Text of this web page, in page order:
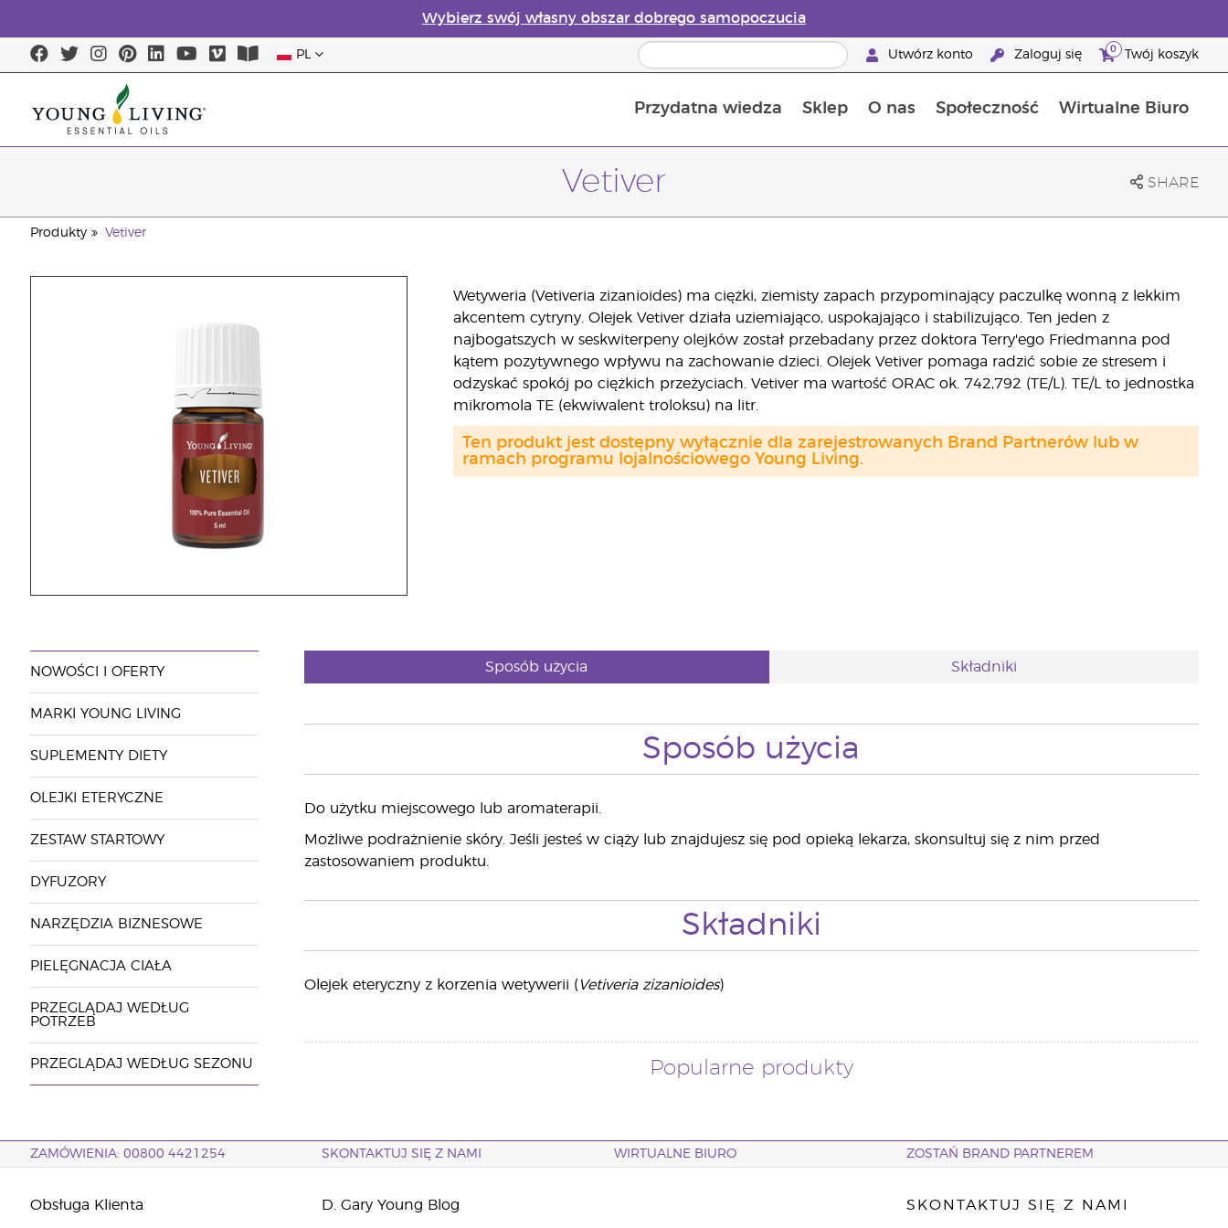
Wybierz swój własny obszar dobrego samopoczucia
PL Utwórz konto Zaloguj się 0 Twój koszyk
Przydatna wiedza Sklep O nas Społeczność Wirtualne Biuro
Vetiver SHARE
Produkty Vetiver
Wetyweria (Vetiveria zizanioides) ma ciężki, ziemisty zapach przypominający paczulkę wonną z lekkim
akcentem cytryny. Olejek Vetiver działa uziemiająco, uspokajająco i stabilizująco. Ten jeden z
najbogatszych w seskwiterpeny olejków został przebadany przez doktora Terry'ego Friedmanna pod
kątem pozytywnego wpływu na zachowanie dzieci. Olejek Vetiver pomaga radzić sobie ze stresem i
odzyskać spokój po ciężkich przeżyciach. Vetiver ma wartość ORAC ok. 742,792 (TE/L). TE/L to jednostka
mikromola TE (ekwiwalent troloksu) na litr.
Ten produkt jest dostępny wyłącznie dla zarejestrowanych Brand Partnerów lub w
ramach programu lojalnościowego Young Living.
NOWOŚCI I OFERTY
MARKI YOUNG LIVING
SUPLEMENTY DIETY
OLEJKI ETERYCZNE
ZESTAW STARTOWY
DYFUZORY
NARZĘDZIA BIZNESOWE
PIELĘGNACJA CIAŁA
PRZEGLĄDAJ WEDŁUG
POTRZEB
PRZEGLĄDAJ WEDŁUG SEZONU
Sposób użycia Składniki
Sposób użycia
Do użytku miejscowego lub aromaterapii.
Możliwe podrażnienie skóry. Jeśli jesteś w ciąży lub znajdujesz się pod opieką lekarza, skonsultuj się z nim przed
zastosowaniem produktu.
Składniki
Olejek eteryczny z korzenia wetywerii ( Vetiveria zizanioides)
Popularne produkty
ZAMÓWIENIA: 00800 4421254 SKONTAKTUJ SIĘ Z NAMI WIRTUALNE BIURO ZOSTAŃ BRAND PARTNEREM
Obsługa Klienta D. Gary Young Blog SKONTAKTUJ SIĘ Z NAMI